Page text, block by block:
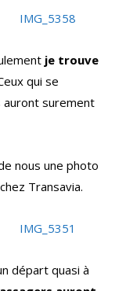
je trouve
qui se
auront surement
nous une photo
Transavia.
départ quasi à